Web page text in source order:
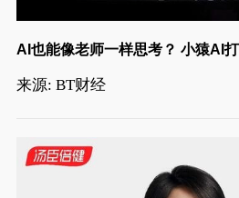
AI也能像老师一样思考？ 小猿AI
来源: BT财经